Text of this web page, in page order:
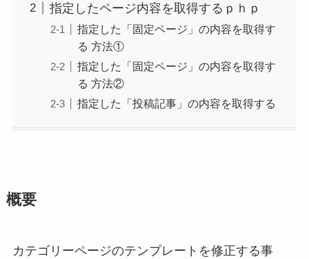
指定したページ内容を取得するｐｈｐ
指定した「固定ページ」の内容を取得す
る 方法①
指定した「固定ページ」の内容を取得す
る 方法②
指定した「投稿記事」の内容を取得する
概要
カテゴリーページのテンプレートを修正する事